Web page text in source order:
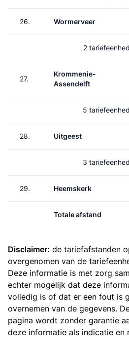
26. Wormerveer
2
27.
Krommenie-
Assendelft
5
28. Uitgeest
3
29. Heemskerk
Totale afstand
Disclaimer: de tariefafstanden
overgenomen van de
Deze informatie is met zorg
echter mogelijk dat deze
volledig is of dat er een fout is
overnemen van de gegevens.
pagina wordt zonder garantie
deze informatie als indicatie en